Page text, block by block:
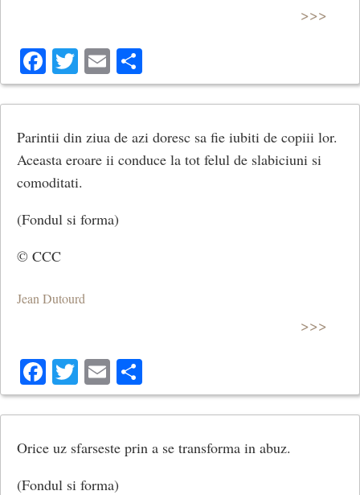
>>>
Facebook
Twitter
Email
Parintii din ziua de azi doresc sa fie iubiti de copiii lor.
Aceasta eroare ii conduce la tot felul de slabiciuni si
comoditati.
(Fondul si forma)
© CCC
Jean Dutourd
>>>
Facebook
Twitter
Email
Orice uz sfarseste prin a se transforma in abuz.
(Fondul si forma)